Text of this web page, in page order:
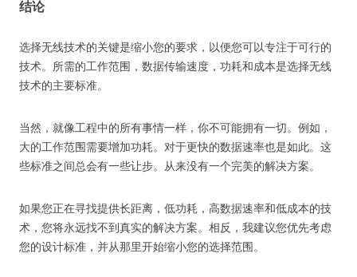
结论
选择无线技术的关键是缩小您的要求，以便您可以专注于可行的
技术。 所需的工作范围，数据传输速度，功耗和成本是选择无线
技术的主要标准。
当然，就像工程中的所有事情一样，你不可能拥有一切。 例如，
大的工作范围需要增加功耗。 对于更快的数据速率也是如此。 这
些标准之间总会有一些让步。 从来没有一个完美的解决方案。
如果您正在寻找提供长距离，低功耗，高数据速率和低成本的技
术，您将永远找不到真实的解决方案。 相反，我建议您优先考虑
您的设计标准，并从那里开始缩小您的选择范围。